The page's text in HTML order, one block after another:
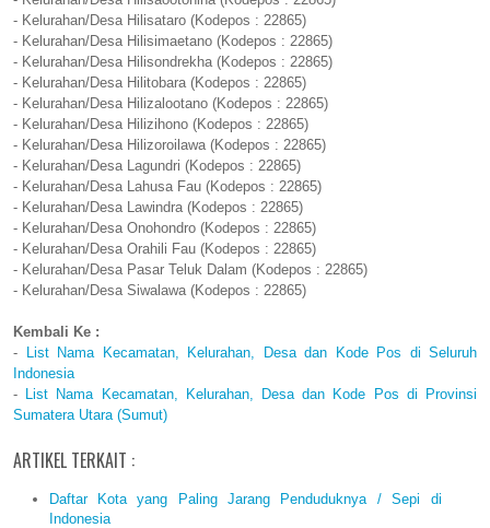
- Kelurahan/Desa Hilisataro (Kodepos : 22865)
- Kelurahan/Desa Hilisimaetano (Kodepos : 22865)
- Kelurahan/Desa Hilisondrekha (Kodepos : 22865)
- Kelurahan/Desa Hilitobara (Kodepos : 22865)
- Kelurahan/Desa Hilizalootano (Kodepos : 22865)
- Kelurahan/Desa Hilizihono (Kodepos : 22865)
- Kelurahan/Desa Hilizoroilawa (Kodepos : 22865)
- Kelurahan/Desa Lagundri (Kodepos : 22865)
- Kelurahan/Desa Lahusa Fau (Kodepos : 22865)
- Kelurahan/Desa Lawindra (Kodepos : 22865)
- Kelurahan/Desa Onohondro (Kodepos : 22865)
- Kelurahan/Desa Orahili Fau (Kodepos : 22865)
- Kelurahan/Desa Pasar Teluk Dalam (Kodepos : 22865)
- Kelurahan/Desa Siwalawa (Kodepos : 22865)
Kembali Ke :
-
List Nama Kecamatan, Kelurahan, Desa dan Kode Pos di Seluruh
Indonesia
- List Nama Kecamatan, Kelurahan, Desa dan Kode Pos di Provinsi
Sumatera Utara (Sumut)
ARTIKEL TERKAIT :
Daftar Kota yang Paling Jarang Penduduknya / Sepi di
Indonesia